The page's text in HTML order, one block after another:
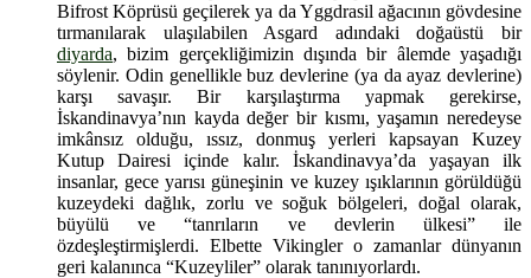
Bifrost Köprüsü geçilerek ya da Yggdrasil ağacının gövdesine
tırmanılarak ulaşılabilen Asgard adındaki doğaüstü bir
diyarda, bizim gerçekliğimizin dışında bir âlemde yaşadığı
söylenir. Odin genellikle buz devlerine (ya da ayaz devlerine)
karşı savaşır. Bir karşılaştırma yapmak gerekirse,
İskandinavya’nın kayda değer bir kısmı, yaşamın neredeyse
imkânsız olduğu, ıssız, donmuş yerleri kapsayan Kuzey
Kutup Dairesi içinde kalır. İskandinavya’da yaşayan ilk
insanlar, gece yarısı güneşinin ve kuzey ışıklarının görüldüğü
kuzeydeki dağlık, zorlu ve soğuk bölgeleri, doğal olarak,
büyülü ve “tanrıların ve devlerin ülkesi” ile
özdeşleştirmişlerdi. Elbette Vikingler o zamanlar dünyanın
geri kalanınca “Kuzeyliler” olarak tanınıyorlardı.